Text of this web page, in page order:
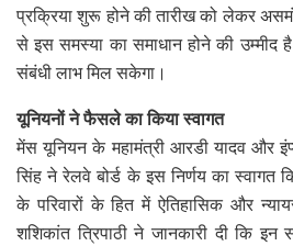
प्रक्रिया शुरू होने की तारीख को लेकर
से इस समस्या का समाधान होने की उम्मीद
संबंधी लाभ मिल सकेगा।
यूनियनों ने फैसले का किया स्वागत
मेंस यूनियन के महामंत्री आरडी यादव और
सिंह ने रेलवे बोर्ड के इस निर्णय का स्वागत
के परिवारों के हित में ऐतिहासिक और
शशिकांत त्रिपाठी ने जानकारी दी कि इन